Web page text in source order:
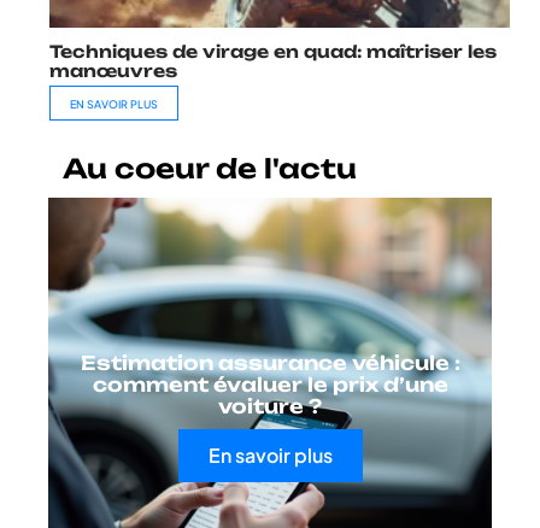
Techniques de virage en quad: maîtriser les
manœuvres
EN SAVOIR PLUS
Au coeur de l'actu
Estimation assurance véhicule :
comment évaluer le prix d’une
voiture ?
En savoir plus